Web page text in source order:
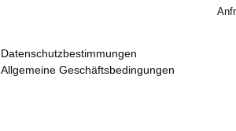
Datenschutzbestimmungen
Allgemeine Geschäftsbedingungen